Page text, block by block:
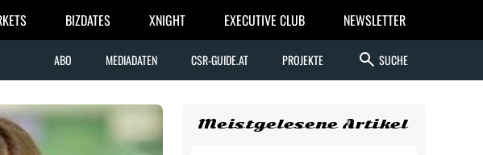
BIZDATES XNIGHT EXECUTIVE CLUB NEWSLETTER
ABO MEDIADATEN CSR-GUIDE.AT PROJEKTE search SUCHE
Meistgelesene Artikel